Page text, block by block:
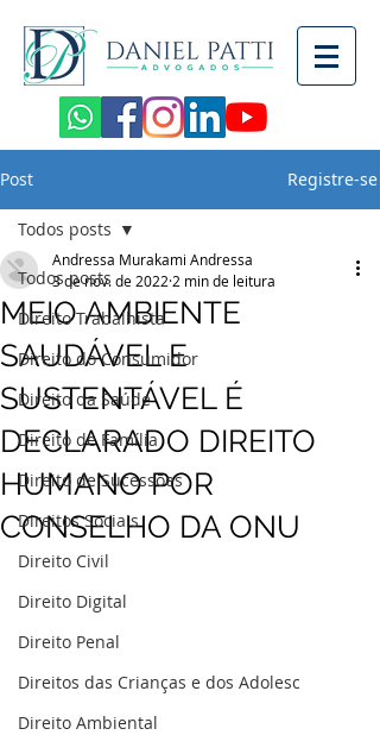
Post Registre-se
Todos posts
Direito Trabalhista
Direito do Consumidor
Direito da Saúde
Direito de Família
Direito de Sucessões
Direitos Sociais
Direito Civil
Direito Digital
Direito Penal
Direitos das Crianças e dos Adolesc
Direito Ambiental
Todos posts
MEIO AMBIENTE
SAUDÁVEL E
SUSTENTÁVEL É
DECLARADO DIREITO
HUMANO POR
CONSELHO DA ONU
Andressa Murakami Andressa
3 de nov. de 2022 2 min de leitura